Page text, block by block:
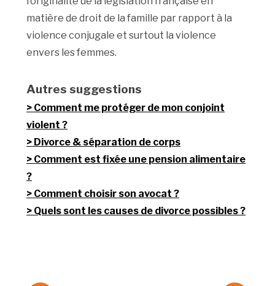
matière de droit de la famille par rapport à la
violence conjugale et surtout la violence
envers les femmes.
Autres suggestions
Comment me protéger de mon conjoint
violent ?
Divorce & séparation de corps
Comment est fixée une pension alimentaire
?
Comment choisir son avocat ?
Quels sont les causes de divorce possibles ?